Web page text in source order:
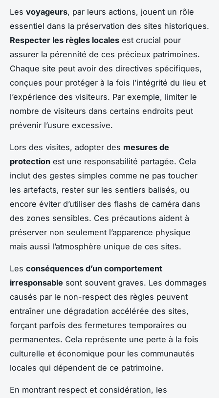
Les voyageurs, par leurs actions, jouent un rôle
essentiel dans la préservation des sites historiques.
Respecter les règles locales est crucial pour
assurer la pérennité de ces précieux patrimoines.
Chaque site peut avoir des directives spécifiques,
conçues pour protéger à la fois l’intégrité du lieu et
l’expérience des visiteurs. Par exemple, limiter le
nombre de visiteurs dans certains endroits peut
prévenir l’usure excessive.
Lors des visites, adopter des mesures de
protection est une responsabilité partagée. Cela
inclut des gestes simples comme ne pas toucher
les artefacts, rester sur les sentiers balisés, ou
encore éviter d’utiliser des flashs de caméra dans
des zones sensibles. Ces précautions aident à
préserver non seulement l’apparence physique
mais aussi l’atmosphère unique de ces sites.
Les conséquences d’un comportement
irresponsable sont souvent graves. Les dommages
causés par le non-respect des règles peuvent
entraîner une dégradation accélérée des sites,
forçant parfois des fermetures temporaires ou
permanentes. Cela représente une perte à la fois
culturelle et économique pour les communautés
locales qui dépendent de ce patrimoine.
En montrant respect et considération, les